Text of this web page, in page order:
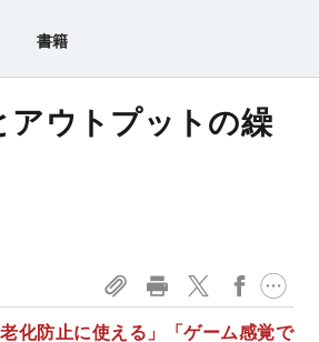
書籍
アウトプットの繰
化防止に使える」「ゲーム感覚で